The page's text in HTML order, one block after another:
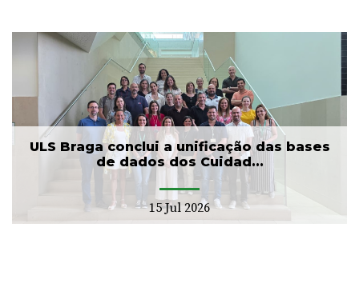
ULS Braga conclui a unificação das bases
de dados dos Cuidad...
15 Jul 2026